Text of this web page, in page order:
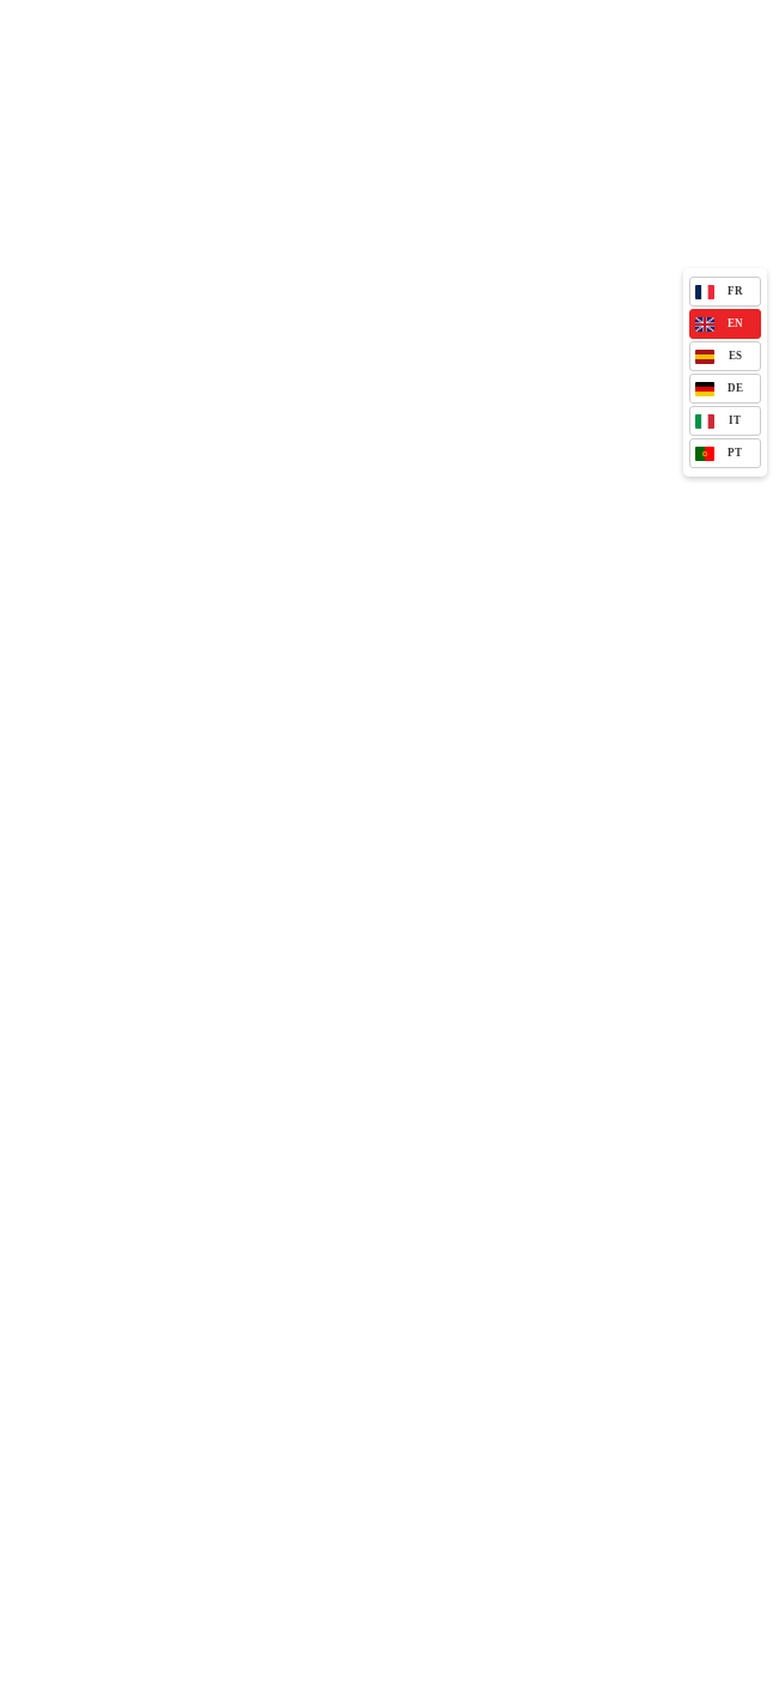
FR
EN
ES
DE
IT
PT